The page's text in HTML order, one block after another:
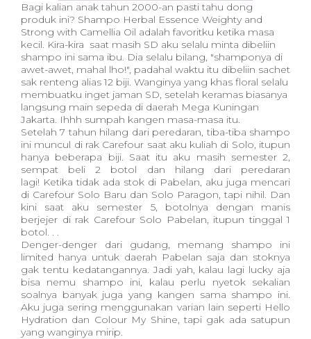
Bagi kalian anak tahun 2000-an pasti tahu dong
produk ini? Shampo Herbal Essence Weighty and
Strong with Camellia Oil adalah favoritku ketika masa
kecil. Kira-kira saat masih SD aku selalu minta dibeliin
shampo ini sama ibu. Dia selalu bilang, "shamponya di
awet-awet, mahal lho!", padahal waktu itu dibeliin sachet
sak renteng alias 12 biji. Wanginya yang khas floral selalu
membuatku inget jaman SD, setelah keramas biasanya
langsung main sepeda di daerah Mega Kuningan
Jakarta. Ihhh sumpah kangen masa-masa itu.
Setelah 7 tahun hilang dari peredaran, tiba-tiba shampo
ini muncul di rak Carefour saat aku kuliah di Solo, itupun
hanya beberapa biji. Saat itu aku masih semester 2,
sempat beli 2 botol dan hilang dari peredaran
lagi! Ketika tidak ada stok di Pabelan, aku juga mencari
di Carefour Solo Baru dan Solo Paragon, tapi nihil. Dan
kini saat aku semester 5, botolnya dengan manis
berjejer di rak Carefour Solo Pabelan, itupun tinggal 1
botol. . .
Denger-denger dari gudang, memang shampo ini
limited hanya untuk daerah Pabelan saja dan stoknya
gak tentu kedatangannya. Jadi yah, kalau lagi lucky aja
bisa nemu shampo ini, kalau perlu nyetok sekalian
soalnya banyak juga yang kangen sama shampo ini.
Aku juga sering menggunakan varian lain seperti Hello
Hydration dan Colour My Shine, tapi gak ada satupun
yang wanginya mirip.